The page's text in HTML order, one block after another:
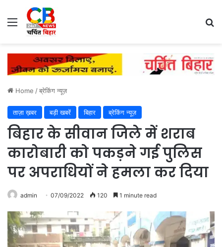
Menu
Home /ब्रेकिंग न्यूज़
ताज़ा ख़बर बड़ी खबरें बिहार ब्रेकिंग न्यूज़
बिहार के सीवान जिले में शराब
कारोबारी को पकड़ने गई पुलिस
पर अपराधियों ने हमला कर दिया
admin 07/09/2022 120 1 minute read